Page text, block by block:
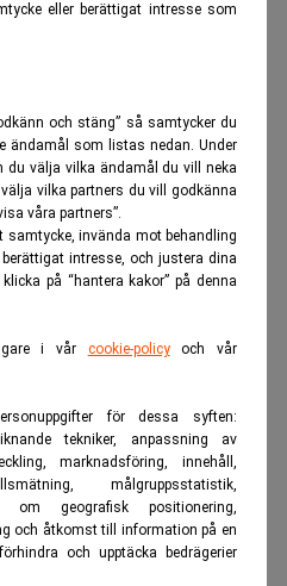
eller berättigat intresse som
och stäng” så samtycker du
ändamål som listas nedan. Under
du välja vilka ändamål du vill neka
vilka partners du vill godkänna
våra partners”.
samtycke, invända mot behandling
intresse, och justera dina
på “hantera kakor” på denna
i vår cookie-policyoch vår
för dessa syften:
tekniker, anpassning av
marknadsföring, innehåll,
målgruppsstatistik,
om geografisk positionering,
och åtkomst till information på en
och upptäcka bedrägerier
inte vände åt rätt håll.
komma tillbaka. Men den
mer stökigt, förklarar
om det fanns en samsyn
om hur
gå till.
vi var fjorton personer
aktieägare och ville inte
anställda troligtvis ville
kunna gå vidare.